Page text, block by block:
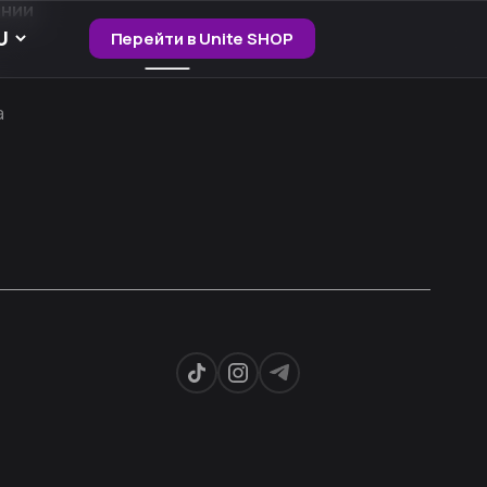
Перейти в Unite SHOP